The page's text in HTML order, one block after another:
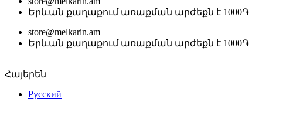
Երևան քաղաքում առաքման արժեքն է 1000֏
store@melkarin.am
Երևան քաղաքում առաքման արժեքն է 1000֏
Հայերեն
Русский